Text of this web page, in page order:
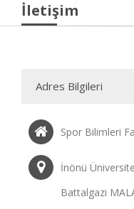
İletişim
Adres Bilgileri
Spor Bilimleri
İnönü
Battalgazi